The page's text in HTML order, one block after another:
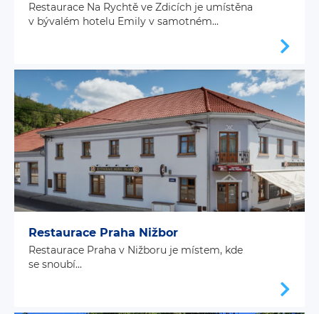
Restaurace Na Rychtě ve Zdicích je umístěna
v bývalém hotelu Emily v samotném...
Restaurace Praha Nižbor
Restaurace Praha v Nižboru je místem, kde
se snoubí...